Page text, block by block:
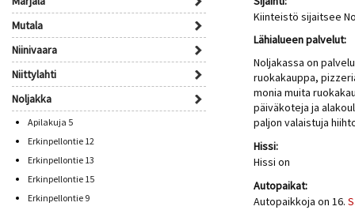
Mutala
Niinivaara
Niittylahti
Noljakka
Apilakuja 5
Erkinpellontie 12
Erkinpellontie 13
Erkinpellontie 15
Erkinpellontie 9
Kiinteistö sijaitsee
Lähialueen palvelut:
Noljakassa on
ruokakauppa,
monia muita
päiväkoteja ja
paljon valaistuja
Hissi:
Hissi on
Autopaikat:
Autopaikkoja on 16.